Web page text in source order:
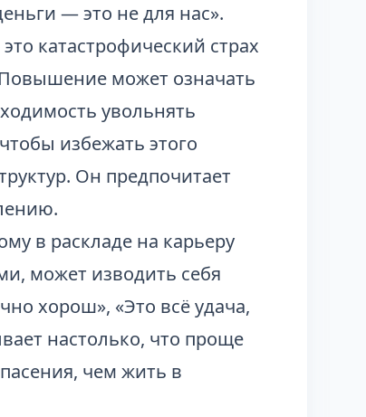
— это не для нас».
катастрофический страх
Повышение может означать
увольнять
избежать этого
Он предпочитает
в раскладе на карьеру
может изводить себя
хорош», «Это всё удача,
настолько, что проще
чем жить в